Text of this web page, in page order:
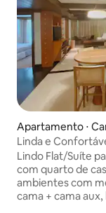
Apartamento ⋅
Linda e
Village
Lindo Flat/Suíte para até 05 pessoas,
com quarto de
ambientes com
cama + cama